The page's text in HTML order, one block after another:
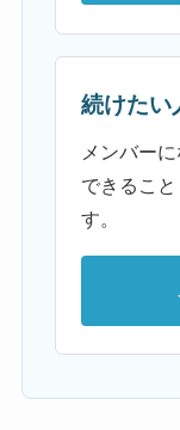
続けたい
メンバー
できるこ
す。